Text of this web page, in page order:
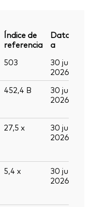
Índice de
referencia
Datos
a
503
30 jun
2026
452,4 B
30 jun
2026
27,5 x
30 jun
2026
5,4 x
30 jun
2026